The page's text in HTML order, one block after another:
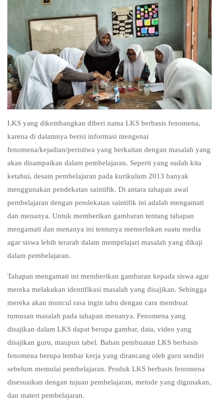
LKS yang dikembangkan diberi nama LKS berbasis fenomena,
karena di dalamnya berisi informasi mengenai
fenomena/kejadian/peristiwa yang berkaitan dengan masalah yang
akan disampaikan dalam pembelajaran. Seperti yang sudah kita
ketahui, desain pembelajaran pada kurikulum 2013 banyak
menggunakan pendekatan saintifik. Di antara tahapan awal
pembelajaran dengan pendekatan saintifik ini adalah mengamati
dan menanya. Untuk memberikan gambaran tentang tahapan
mengamati dan menanya ini tentunya memerlukan suatu media
agar siswa lebih terarah dalam mempelajari masalah yang dikaji
dalam pembelajaran.
Tahapan mengamati ini memberikan gambaran kepada siswa agar
mereka melakukan identifikasi masalah yang disajikan. Sehingga
mereka akan muncul rasa ingin tahu dengan cara membuat
rumusan masalah pada tahapan menanya. Fenomena yang
disajikan dalam LKS dapat berupa gambar, data, video yang
disajikan guru, maupun tabel. Bahan pembuatan LKS berbasis
fenomena berupa lembar kerja yang dirancang oleh guru sendiri
sebelum memulai pembelajaran. Produk LKS berbasis fenomena
disesuaikan dengan tujuan pembelajaran, metode yang digunakan,
dan materi pembelajaran.